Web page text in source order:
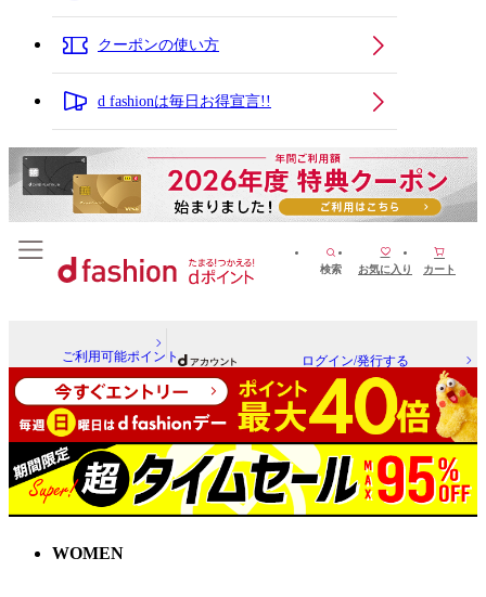
クーポンの使い方
d fashionは毎日お得宣言!!
検索 お気に入り カート
ご利用可能ポイント ログイン/発行する
WOMEN